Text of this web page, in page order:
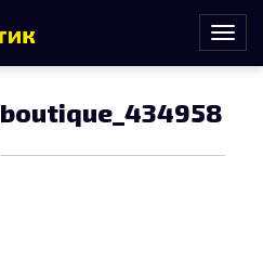
boutique_434958